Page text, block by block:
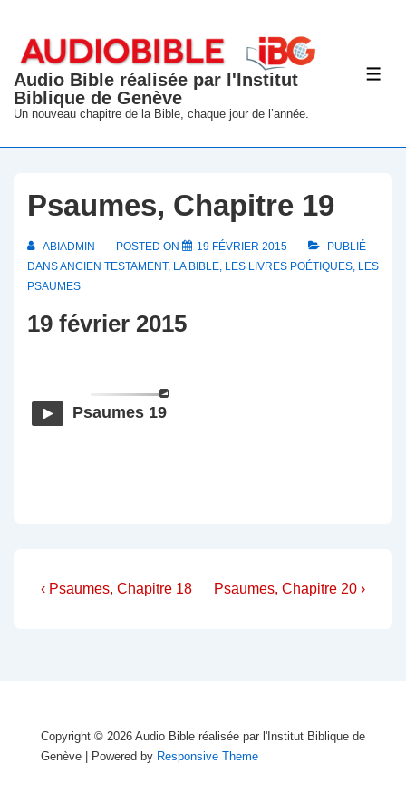
passer
contenu
principal
Audio Bible réalisée par l'Institut
Biblique de Genève
Un nouveau chapitre de la Bible, chaque jour de l’année.
Psaumes, Chapitre 19
ABIADMIN POSTED ON 19 FÉVRIER 2015
PUBLIÉ
DANSANCIEN TESTAMENT, LA BIBLE, LES LIVRES POÉTIQUES, LES
PSAUMES
19 février 2015
Psaumes 19
Navigation
Previous
‹ Psaumes, Chapitre 18
Next
Psaumes, Chapitre 20 ›
Copyright © 2026 Audio Bible réalisée par l'Institut Biblique de
Genève
| Powered by Responsive Theme